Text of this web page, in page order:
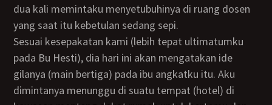
dua kali memintaku menyetubuhinya di ruang dosen
yang saat itu kebetulan sedang sepi.
Sesuai kesepakatan kami (lebih tepat ultimatumku
pada Bu Hesti), dia hari ini akan mengatakan ide
gilanya (main bertiga) pada ibu angkatku itu. Aku
dimintanya menunggu di suatu tempat (hotel) di